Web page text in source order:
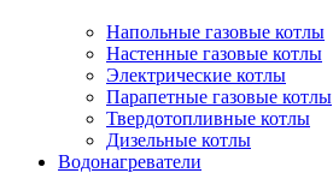
Напольные газовые котлы
Настенные газовые котлы
Электрические котлы
Парапетные газовые котлы
Твердотопливные котлы
Дизельные котлы
Водонагреватели